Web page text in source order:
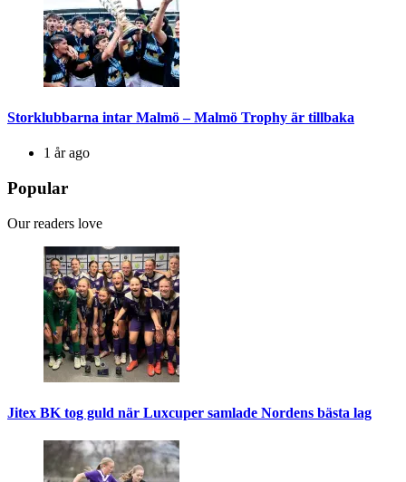
Storklubbarna intar Malmö – Malmö Trophy är tillbaka
1 år ago
Popular
Our readers love
Jitex BK tog guld när Luxcuper samlade Nordens bästa lag